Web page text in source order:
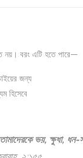
নয়। বরং এটি হতে পারে—
জন্য
হিসেবে
ভয়, ক্ষুধা, ধন-